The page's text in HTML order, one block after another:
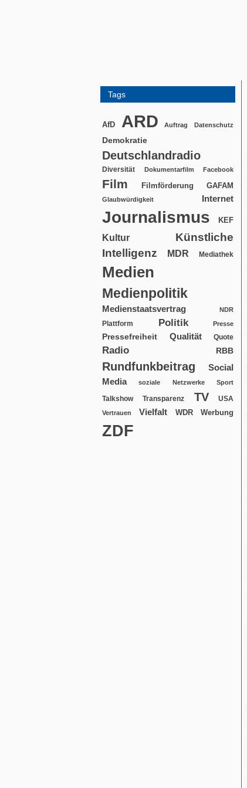
Tags
AfD ARD Auftrag Datenschutz
Demokratie
Deutschlandradio
Diversität Dokumentarfilm Facebook
Film Filmförderung GAFAM
Glaubwürdigkeit Internet
Journalismus KEF
Kultur
Künstliche
Intelligenz
MDR Mediathek
Medien
Medienpolitik
Medienstaatsvertrag NDR
Plattform Politik Presse
Pressefreiheit Qualität Quote
Radio RBB
Rundfunkbeitrag
Social
Media
soziale Netzwerke Sport
Talkshow Transparenz TV USA
Vertrauen Vielfalt WDR Werbung
ZDF